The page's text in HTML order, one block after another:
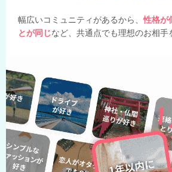
幅広いコミュニティがあるから、性格が
とが同じなど、共通点でも理想のお相手